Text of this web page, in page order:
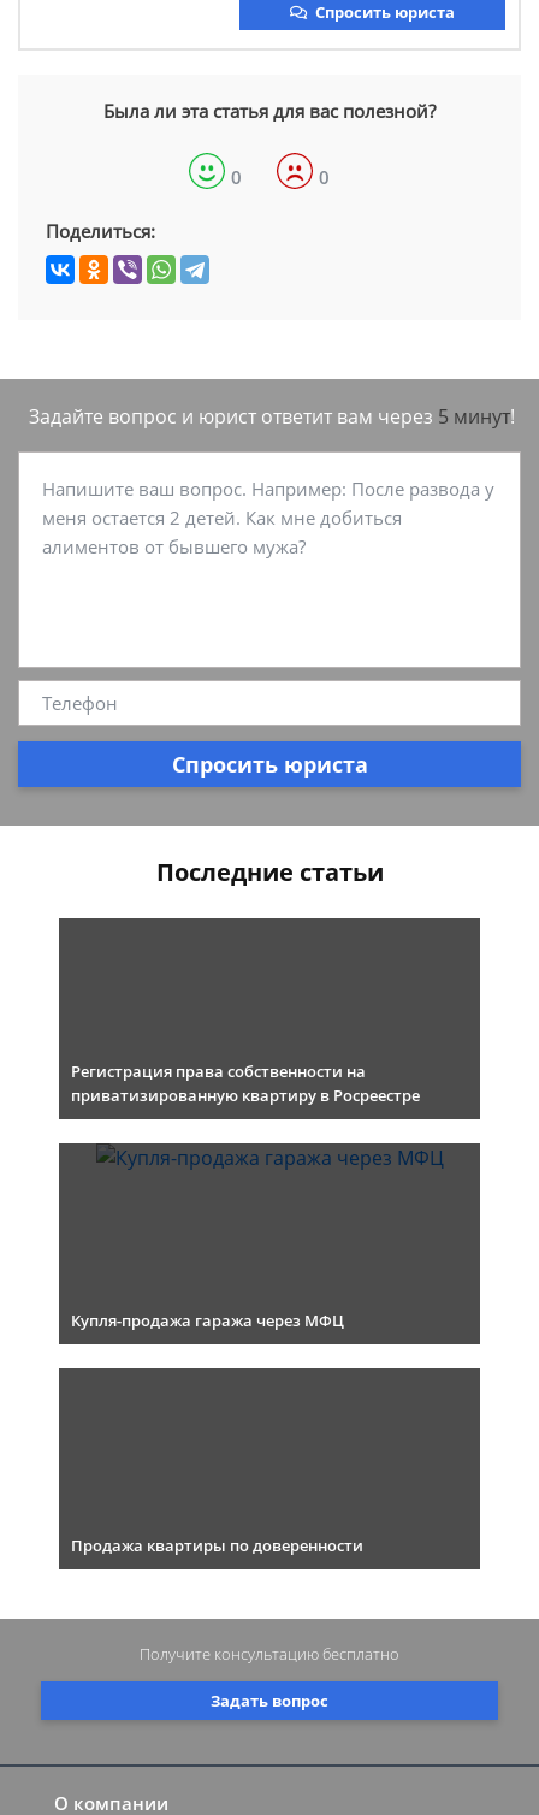
Спросить юриста
Была ли эта статья для вас полезной?
0 0
Поделиться:
Задайте вопрос и юрист ответит вам через 5 минут!
Спросить юриста
Последние статьи
Регистрация права собственности на
приватизированную квартиру в Росреестре
Купля-продажа гаража через МФЦ
Продажа квартиры по доверенности
О компании
Задать вопрос
Получите консультацию бесплатно